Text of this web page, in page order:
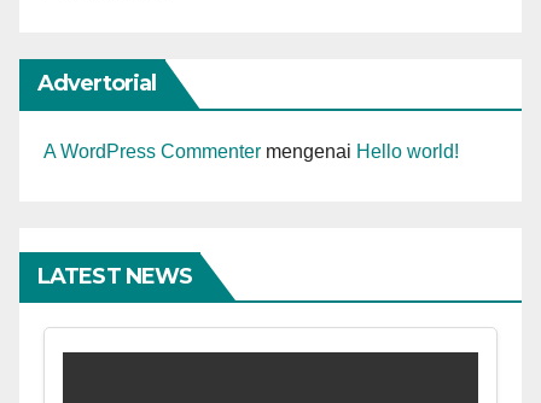
Advertorial
A WordPress Commenter mengenai Hello world!
LATEST NEWS